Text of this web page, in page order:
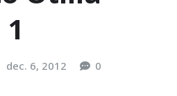
dec. 6, 2012 0